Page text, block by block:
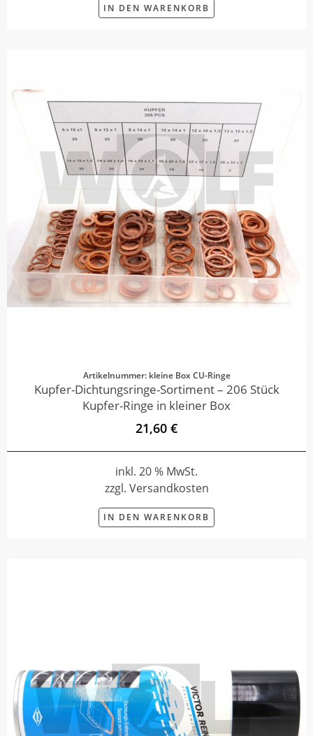
IN DEN WARENKORB
Artikelnummer: kleine Box CU-Ringe
Kupfer-Dichtungsringe-Sortiment – 206 Stück
Kupfer-Ringe in kleiner Box
21,60 €
inkl. 20 % MwSt.
zzgl. Versandkosten
IN DEN WARENKORB